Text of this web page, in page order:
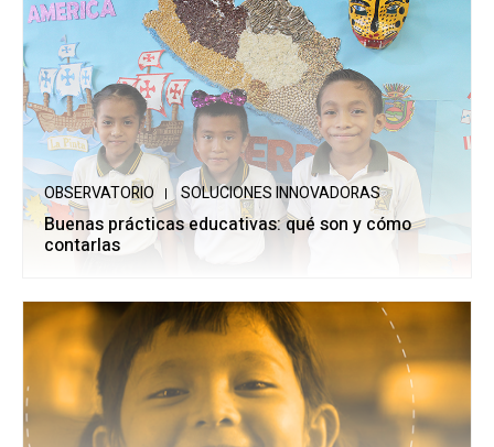
OBSERVATORIO SOLUCIONES INNOVADORAS
Buenas prácticas educativas: qué son y cómo
contarlas